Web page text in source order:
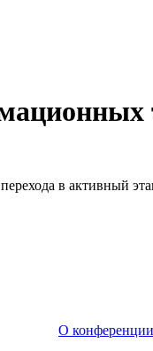
в активный
О конференции